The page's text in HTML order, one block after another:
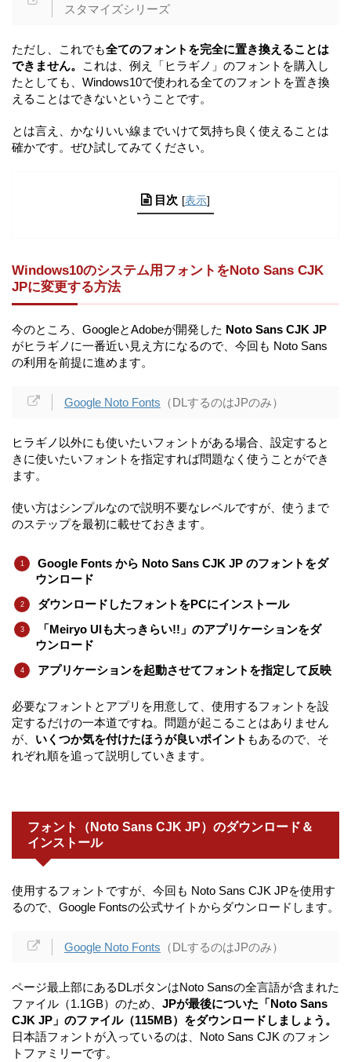
スタマイズシリーズ
ただし、これでも全てのフォントを完全に置き換えることは
できません。
これは、例え「ヒラギノ」のフォントを購入し
たとしても、Windows10で使われる全てのフォントを置き換
えることはできないということです。
とは言え、かなりいい線までいけて気持ち良く使えることは
確かです。ぜひ試してみてください。
目次 [表示]
Windows10のシステム用フォントをNoto Sans CJK
JPに変更する方法
今のところ、GoogleとAdobeが開発した Noto Sans CJK JP
がヒラギノに一番近い見え方になるので、今回も Noto Sans
の利用を前提に進めます。
Google Noto Fonts （DLするのはJPのみ）
ヒラギノ以外にも使いたいフォントがある場合、設定すると
きに使いたいフォントを指定すれば問題なく使うことができ
ます。
使い方はシンプルなので説明不要なレベルですが、使うまで
のステップを最初に載せておきます。
Google Fonts から Noto Sans CJK JP のフォントをダ
ウンロード
ダウンロードしたフォントをPCにインストール
「Meiryo UIも大っきらい!!」のアプリケーションをダ
ウンロード
アプリケーションを起動させてフォントを指定して反映
必要なフォントとアプリを用意して、使用するフォントを設
定するだけの一本道ですね。問題が起こることはありません
が、 いくつか気を付けたほうが良いポイント もあるので、そ
れぞれ順を追って説明していきます。
フォント（Noto Sans CJK JP）のダウンロード＆
インストール
使用するフォントですが、今回も Noto Sans CJK JPを使用す
るので、Google Fontsの公式サイトからダウンロードします。
Google Noto Fonts （DLするのはJPのみ）
ページ最上部にあるDLボタンはNoto Sansの全言語が含まれた
ファイル（1.1GB）のため、 JPが最後についた「Noto Sans
CJK JP」のファイル（115MB）をダウンロードしましょう。
日本語フォントが入っているのは、Noto Sans CJK のフォン
トファミリーです。